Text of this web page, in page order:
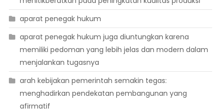
aparat penegak hukum
aparat penegak hukum juga diuntungkan karena
memiliki pedoman yang lebih jelas dan modern dalam
menjalankan tugasnya
arah kebijakan pemerintah semakin tegas:
menghadirkan pendekatan pembangunan yang
afirmatif